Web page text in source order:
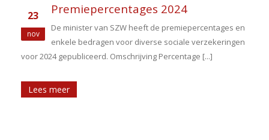
23
nov
Premiepercentages 2024
De minister van SZW heeft de premiepercentages en
enkele bedragen voor diverse sociale verzekeringen
voor 2024 gepubliceerd. Omschrijving Percentage [...]
Lees meer